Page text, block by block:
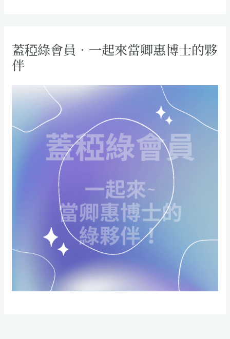
蓋稏綠會員．一起來當卿惠博士的夥
伴